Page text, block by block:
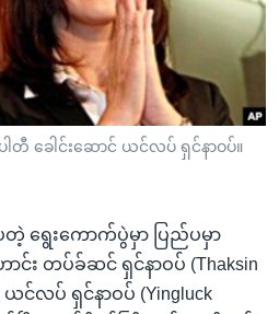
က်များ
တီ ခေါင်းဆောင် ယင်လပ် ရှင်နာဝပ်။
ရွေးကောက်ပွဲမှာ ပြည်ပမှာ
င်း တပ်ခ်ဆင် ရှင်နာဝပ် (Thaksin
င်လပ် ရှင်နာဝပ် (Yingluck